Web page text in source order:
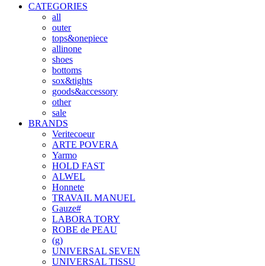
CATEGORIES
all
outer
tops&onepiece
allinone
shoes
bottoms
sox&tights
goods&accessory
other
sale
BRANDS
Veritecoeur
ARTE POVERA
Yarmo
HOLD FAST
ALWEL
Honnete
TRAVAIL MANUEL
Gauze#
LABORA TORY
ROBE de PEAU
(g)
UNIVERSAL SEVEN
UNIVERSAL TISSU